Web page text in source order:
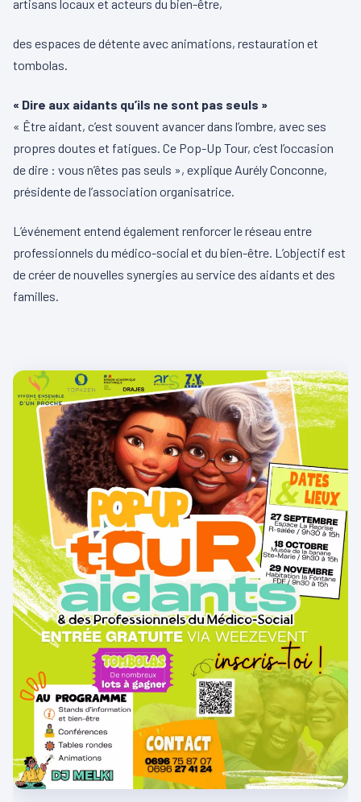
artisans locaux et acteurs du bien-être,
des espaces de détente avec animations, restauration et
tombolas.
« Dire aux aidants qu’ils ne sont pas seuls »
« Être aidant, c’est souvent avancer dans l’ombre, avec ses
propres doutes et fatigues. Ce Pop-Up Tour, c’est l’occasion
de dire : vous n’êtes pas seuls », explique Aurély Conconne,
présidente de l’association organisatrice.
L’événement entend également renforcer le réseau entre
professionnels du médico-social et du bien-être. L’objectif est
de créer de nouvelles synergies au service des aidants et des
familles.